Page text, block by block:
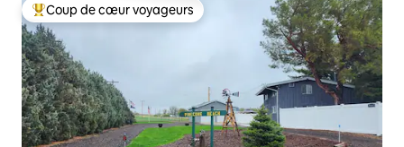
Coups de cœur voyageurs les plus appréciés
Coup de cœur voyageurs